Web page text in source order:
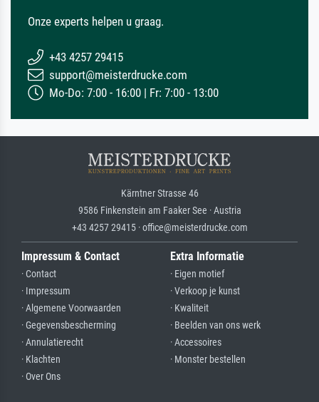
Onze experts helpen u graag.
+43 4257 29415
support@meisterdrucke.com
Mo-Do: 7:00 - 16:00 | Fr: 7:00 - 13:00
Kärntner Strasse 46
9586 Finkenstein am Faaker See · Austria
+43 4257 29415 · office@meisterdrucke.com
Impressum & Contact
· Contact
· Impressum
· Algemene Voorwaarden
· Gegevensbescherming
· Annulatierecht
· Klachten
· Over Ons
Extra Informatie
· Eigen motief
· Verkoop je kunst
· Kwaliteit
· Beelden van ons werk
· Accessoires
· Monster bestellen